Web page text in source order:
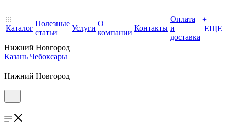
Каталог
Полезные
статьи
Услуги
О
компании
Контакты
Оплата
и
доставка
+
ЕЩЕ
Нижний Новгород
Казань Чебоксары
Нижний Новгород